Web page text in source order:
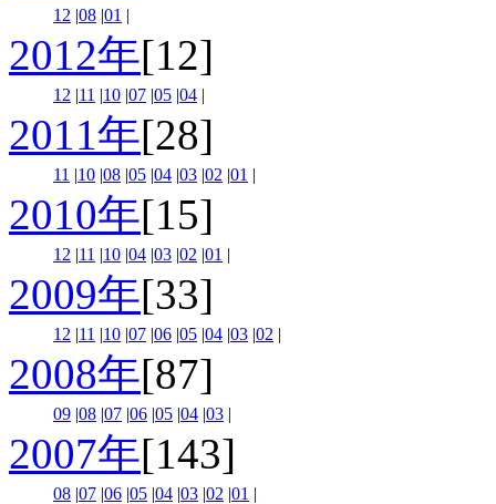
12 |08 |01 |
2012年[12]
12 |11 |10 |07 |05 |04 |
2011年[28]
11 |10 |08 |05 |04 |03 |02 |01 |
2010年[15]
12 |11 |10 |04 |03 |02 |01 |
2009年[33]
12 |11 |10 |07 |06 |05 |04 |03 |02 |
2008年[87]
09 |08 |07 |06 |05 |04 |03 |
2007年[143]
08 |07 |06 |05 |04 |03 |02 |01 |